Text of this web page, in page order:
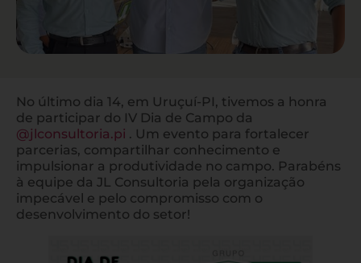
No último dia 14, em Uruçuí-PI, tivemos a honra
de participar do IV Dia de Campo da
@jlconsultoria.pi . Um evento para fortalecer
parcerias, compartilhar conhecimento e
impulsionar a produtividade no campo. Parabéns
à equipe da JL Consultoria pela organização
impecável e pelo compromisso com o
desenvolvimento do setor!